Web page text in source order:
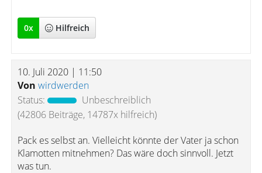
0x Hilfreich
10. Juli 2020 | 11:50
Von wirdwerden
Status:
Unbeschreiblich
(42806 Beiträge, 14787x hilfreich)
Pack es selbst an. Vielleicht könnte der Vater ja schon
Klamotten mitnehmen? Das wäre doch sinnvoll. Jetzt
was tun.